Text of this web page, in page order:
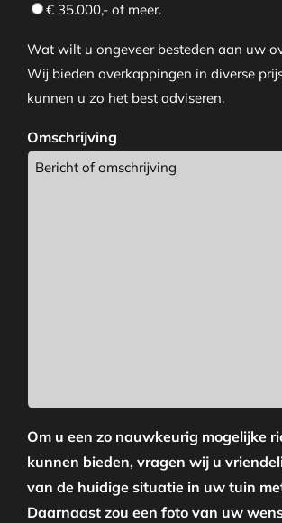
€ 35.000,- of meer.
Wat wilt u ongeveer besteden aan uw
Wij bieden overkappingen in diverse
kunnen u zo het best adviseren.
Omschrijving
Om u een zo nauwkeurig mogelijke
kunnen bieden, vragen wij u
van de huidige situatie in uw tuin
Daarnaast zou een foto van uw